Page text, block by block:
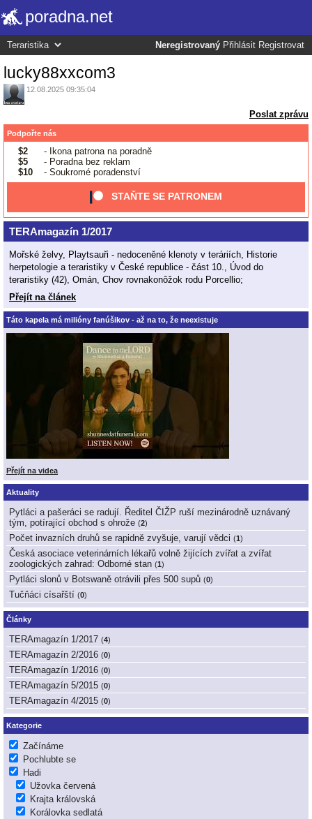
poradna.net
Neregistrovaný Přihlásit Registrovat
lucky88xxcom3
12.08.2025 09:35:04
Poslat zprávu
Podpořte nás
$2
- Ikona patrona na poradně
$5
- Poradna bez reklam
$10
- Soukromé poradenství
STAŇTE SE PATRONEM
TERAmagazín 1/2017
Mořské želvy, Playtsauři - nedoceněné klenoty v teráriích, Historie
herpetologie a teraristiky v České republice - část 10., Úvod do
teraristiky (42), Omán, Chov rovnakonôžok rodu Porcellio;
Přejít na článek
Táto kapela má milióny fanúšikov - až na to, že neexistuje
Přejít na videa
Aktuality
Pytláci a pašeráci se radují. Ředitel ČIŽP ruší mezinárodně uznávaný
tým, potírající obchod s ohrože (2)
Počet invazních druhů se rapidně zvyšuje, varují vědci (1)
Česká asociace veterinárních lékařů volně žijících zvířat a zvířat
zoologických zahrad: Odborné stan (1)
Pytláci slonů v Botswaně otrávili přes 500 supů (0)
Tučňáci císařští (0)
Články
TERAmagazín 1/2017 (4)
TERAmagazín 2/2016 (0)
TERAmagazín 1/2016 (0)
TERAmagazín 5/2015 (0)
TERAmagazín 4/2015 (0)
Kategorie
Začínáme
Pochlubte se
Hadi
Užovka červená
Krajta královská
Korálovka sedlatá